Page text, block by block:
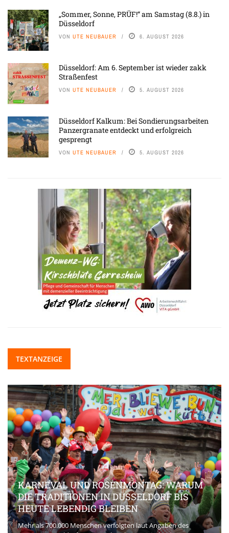
„Sommer, Sonne, PRÜF!“ am Samstag (8.8.) in
Düsseldorf
VON UTE NEUBAUER 6. AUGUST 2026
Düsseldorf: Am 6. September ist wieder zakk
Straßenfest
VON UTE NEUBAUER 5. AUGUST 2026
Düsseldorf Kalkum: Bei Sondierungsarbeiten
Panzergranate entdeckt und erfolgreich
gesprengt
VON UTE NEUBAUER 5. AUGUST 2026
TEXTANZEIGE
KARNEVAL UND ROSENMONTAG: WARUM
DIE TRADITIONEN IN DÜSSELDORF BIS
HEUTE LEBENDIG BLEIBEN
Mehr als 700.000 Menschen verfolgten laut Angaben des